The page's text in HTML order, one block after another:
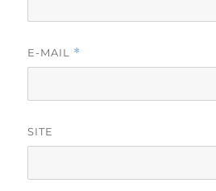
E-MAIL *
SITE